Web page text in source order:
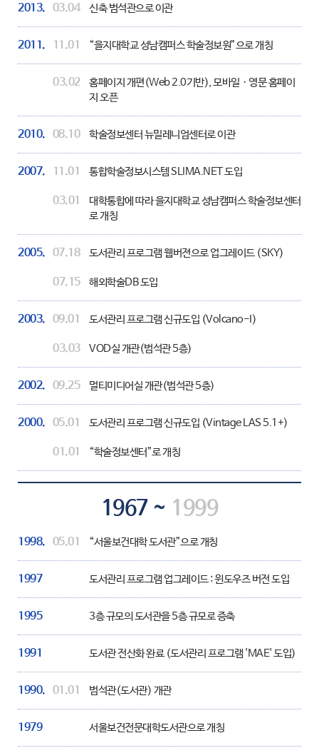
2013. 03.04 신축 범석관으로 이관
2011. 11.01 “을지대학교 성남캠퍼스 학술정보원”으로 개칭
03.02
홈페이지 개편(Web 2.0기반), 모바일ㆍ영문 홈페이
지 오픈
2010. 08.10 학술정보센터 뉴밀레니엄센터로 이관
2007. 11.01 통합학술정보시스템 SLIMA.NET 도입
03.01
대학통합에 따라 을지대학교 성남캠퍼스 학술정보센터
로 개칭
2005. 07.18 도서관리 프로그램 웹버젼으로 업그레이드 (SKY)
07.15 해외학술DB 도입
2003. 09.01 도서관리 프로그램 신규도입 (Volcano-I)
03.03 VOD실 개관(범석관 5층)
2002. 09.25 멀티미디어실 개관(범석관 5층)
2000. 05.01 도서관리 프로그램 신규도입 (Vintage LAS 5.1+)
01.01 “학술정보센터”로 개칭
1967 ~ 1999
1998. 05.01 “서울보건대학 도서관”으로 개칭
1997 도서관리 프로그램 업그레이드 : 윈도우즈 버전 도입
1995 3층 규모의 도서관을 5층 규모로 증축
1991 도서관 전산화 완료 (도서관리 프로그램 'MAE' 도입)
1990. 01.01 범석관(도서관) 개관
1979 서울보건전문대학도서관으로 개칭